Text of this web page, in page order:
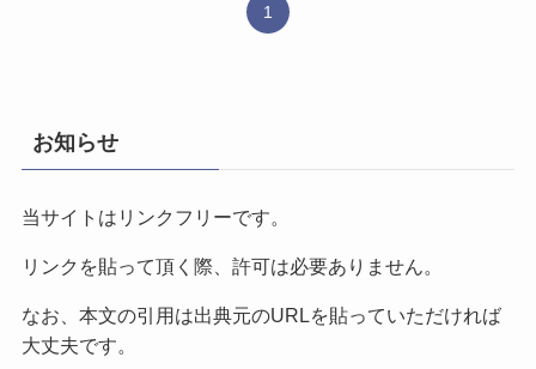
1
お知らせ
当サイトはリンクフリーです。
リンクを貼って頂く際、許可は必要ありません。
なお、本文の引用は出典元のURLを貼っていただければ
大丈夫です。